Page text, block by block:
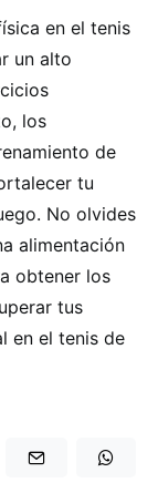
en el tenis
un alto
los
de
tu
No olvides
alimentación
obtener los
tus
en el tenis de